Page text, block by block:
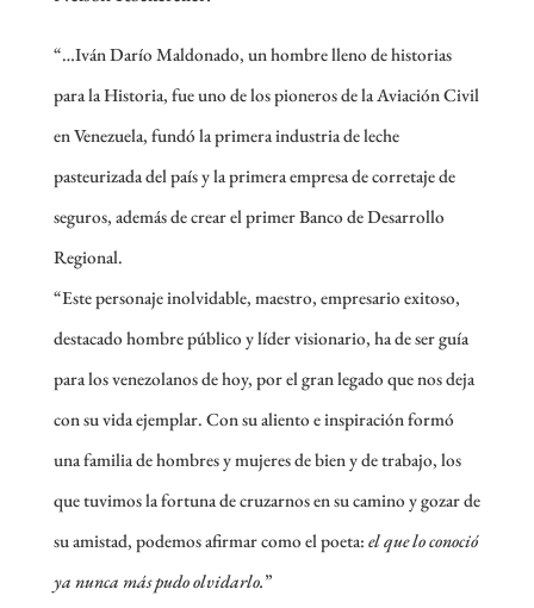
“…Iván Darío Maldonado, un hombre lleno de historias
para la Historia, fue uno de los pioneros de la Aviación Civil
en Venezuela, fundó la primera industria de leche
pasteurizada del país y la primera empresa de corretaje de
seguros, además de crear el primer Banco de Desarrollo
Regional.
“Este personaje inolvidable, maestro, empresario exitoso,
destacado hombre público y líder visionario, ha de ser guía
para los venezolanos de hoy, por el gran legado que nos deja
con su vida ejemplar. Con su aliento e inspiración formó
una familia de hombres y mujeres de bien y de trabajo, los
que tuvimos la fortuna de cruzarnos en su camino y gozar de
su amistad, podemos afirmar como el poeta: el que lo conoció
ya nunca más pudo olvidarlo.”